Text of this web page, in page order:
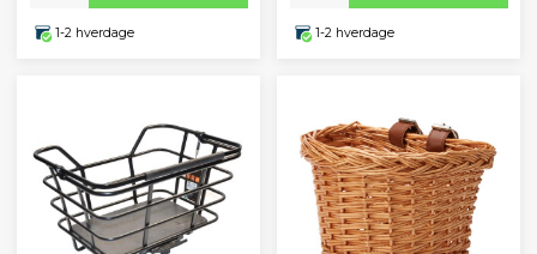
1-2 hverdage 1-2 hverdage